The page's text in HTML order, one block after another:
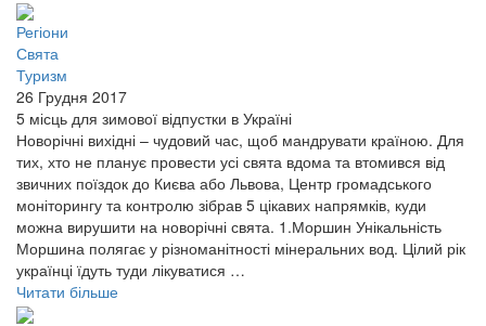
Регіони
Свята
Туризм
26 Грудня 2017
5 місць для зимової відпустки в Україні
Новорічні вихідні – чудовий час, щоб мандрувати країною. Для
тих, хто не планує провести усі свята вдома та втомився від
звичних поїздок до Києва або Львова, Центр громадського
моніторингу та контролю зібрав 5 цікавих напрямків, куди
можна вирушити на новорічні свята. 1.Моршин Унікальність
Моршина полягає у різноманітності мінеральних вод. Цілий рік
українці їдуть туди лікуватися …
Читати більше